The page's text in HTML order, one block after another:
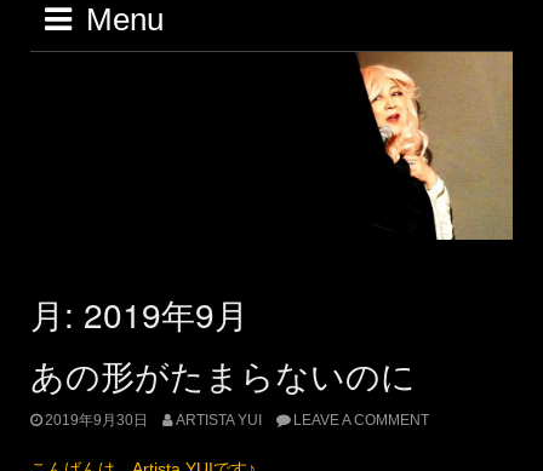
ら
Menu
月: 2019年9月
あの形がたまらないのに
2019年9月30日 ARTISTA YUI LEAVE A COMMENT